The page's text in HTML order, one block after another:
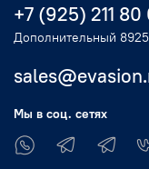
+7 (925) 211 80
Дополнительный
Мы в соц. сетях